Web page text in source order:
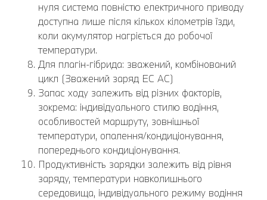
нуля система повністю електричного приводу
доступна лише після кількох кілометрів їзди,
коли акумулятор нагріється до робочої
температури.
Для плагін-гібрида: зважений, комбінований
цикл (Зважений заряд EC AC)
Запас ходу залежить від різних факторів,
зокрема: індивідуального стилю водіння,
особливостей маршруту, зовнішньої
температури, опалення/кондиціонування,
попереднього кондиціонування.
Продуктивність зарядки залежить від рівня
заряду, температури навколишнього
середовища, індивідуального режиму водіння